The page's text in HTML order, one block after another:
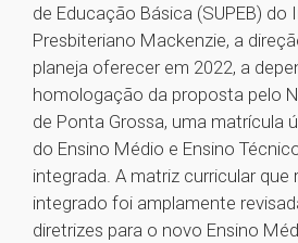
de Educação Básica (SUPEB) do
Presbiteriano Mackenzie, a
planeja oferecer em 2022, a
homologação da proposta pelo
de Ponta Grossa, uma matrícula
do Ensino Médio e Ensino
integrada. A matriz curricular que
integrado foi amplamente
diretrizes para o novo Ensino